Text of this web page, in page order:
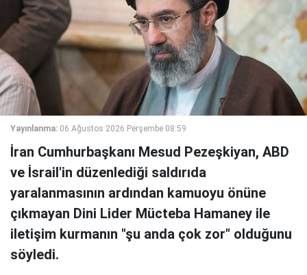
Yayınlanma: 06 Ağustos 2026 Perşembe 08:59
İran Cumhurbaşkanı Mesud Pezeşkiyan, ABD
ve İsrail'in düzenlediği saldırıda
yaralanmasının ardından kamuoyu önüne
çıkmayan Dini Lider Mücteba Hamaney ile
iletişim kurmanın "şu anda çok zor" olduğunu
söyledi.